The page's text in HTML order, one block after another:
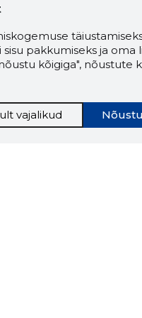
pakkumiseks ja oma
kõigiga", nõustute
vajalikud